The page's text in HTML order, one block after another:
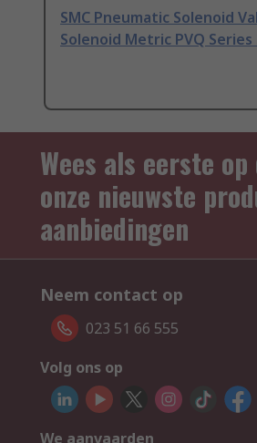
SMC Pneumatic Solenoid
Solenoid Metric PVQ Series
Wees als eerste
onze nieuwste
aanbiedingen
Neem contact op
023 51 66 555
Volg ons op
We aanvaarden